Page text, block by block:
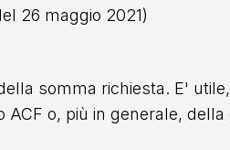
26 maggio 2021)
somma richiesta. E'
o, più in generale,